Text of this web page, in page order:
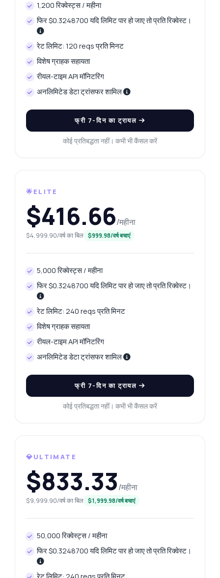
1,200 रिक्वेस्ट्स / महीना
फिर $0.3248700 यदि लिमिट पार हो जाए तो प्रति रिक्वेस्ट।
रेट लिमिट: 120 reqs प्रति मिनट
विशेष ग्राहक सहायता
रीयल-टाइम API मॉनिटरिंग
अनलिमिटेड डेटा ट्रांसफर शामिल
फ्री 7-दिन का ट्रायल
कोई प्रतिबद्धता नहीं। कभी भी कैंसल करें
🌟ELITE
$416.66/महीना
$4,999.90/वर्ष का बिल $999.98/वर्ष बचाएं
5,000 रिक्वेस्ट्स / महीना
फिर $0.3248700 यदि लिमिट पार हो जाए तो प्रति रिक्वेस्ट।
रेट लिमिट: 240 reqs प्रति मिनट
विशेष ग्राहक सहायता
रीयल-टाइम API मॉनिटरिंग
अनलिमिटेड डेटा ट्रांसफर शामिल
फ्री 7-दिन का ट्रायल
कोई प्रतिबद्धता नहीं। कभी भी कैंसल करें
💎ULTIMATE
$833.33/महीना
$9,999.90/वर्ष का बिल $1,999.98/वर्ष बचाएं
50,000 रिक्वेस्ट्स / महीना
फिर $0.3248700 यदि लिमिट पार हो जाए तो प्रति रिक्वेस्ट।
कुछ भी पूछें
डॉक्यूमेंट ओसीआर एक्सट्रैक्टर API के बारे में उत्तर
भी पूछें — एंडपॉइंट्स, मूल्य निर्धारण, इंटीग्रेशन टिप्स, जो
आप चाहें।
मैं दस्तावेज़ कैसे भेजूं?